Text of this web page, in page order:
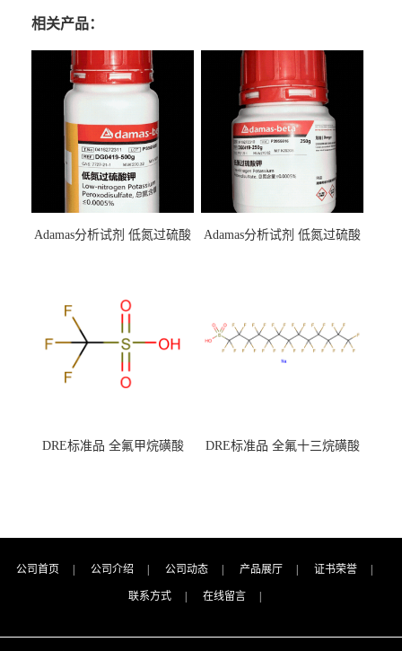
相关产品：
Adamas分析试剂 低氮过硫酸
（泰坦现货供应）
Adamas分析试剂 低氮过硫酸
DRE标准品 全氟甲烷磺酸
DRE标准品 全氟十三烷磺酸
公司首页 公司介绍 公司动态 产品展厅 证书荣誉
联系方式 在线留言